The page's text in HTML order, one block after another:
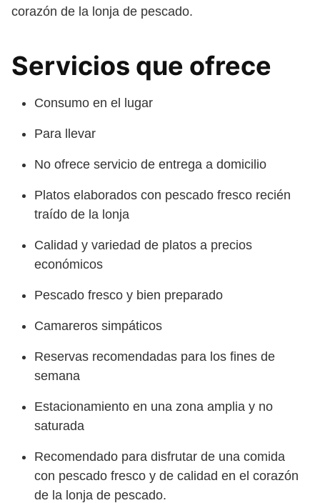
corazón de la lonja de pescado.
Servicios que ofrece
Consumo en el lugar
Para llevar
No ofrece servicio de entrega a domicilio
Platos elaborados con pescado fresco recién
traído de la lonja
Calidad y variedad de platos a precios
económicos
Pescado fresco y bien preparado
Camareros simpáticos
Reservas recomendadas para los fines de
semana
Estacionamiento en una zona amplia y no
saturada
Recomendado para disfrutar de una comida
con pescado fresco y de calidad en el corazón
de la lonja de pescado.